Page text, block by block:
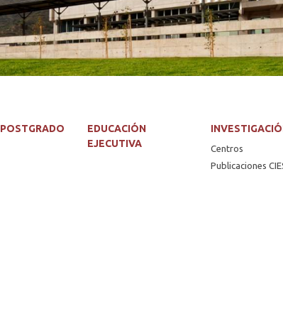
POSTGRADO
EDUCACIÓN
EJECUTIVA
Centros
Publicaciones